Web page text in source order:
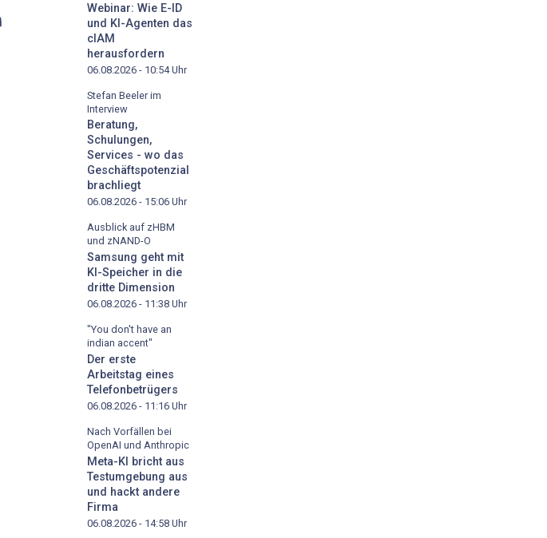
Webinar: Wie E-ID
und KI-Agenten das
cIAM
herausfordern
06.08.2026 - 10:54Uhr
Stefan Beeler im
Interview
Beratung,
Schulungen,
Services - wo das
Geschäftspotenzial
brachliegt
06.08.2026 - 15:06 Uhr
Ausblick auf zHBM
und zNAND-O
Samsung geht mit
KI-Speicher in die
dritte Dimension
06.08.2026 - 11:38 Uhr
"You don't have an
indian accent"
Der erste
Arbeitstag eines
Telefonbetrügers
06.08.2026 - 11:16 Uhr
Nach Vorfällen bei
OpenAI und Anthropic
Meta-KI bricht aus
Testumgebung aus
und hackt andere
Firma
06.08.2026 - 14:58 Uhr